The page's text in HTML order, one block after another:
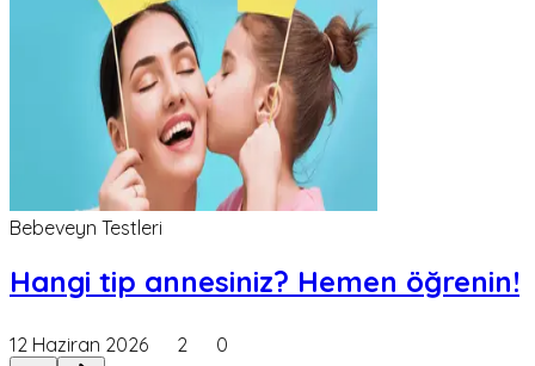
Bebeveyn Testleri
Hangi tip annesiniz? Hemen öğrenin!
12 Haziran 2026 2 0